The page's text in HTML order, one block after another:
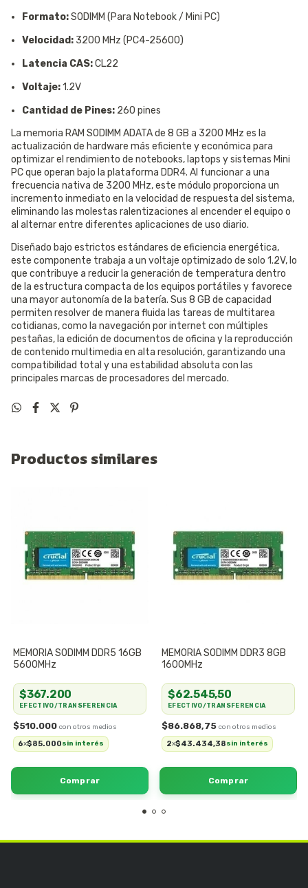
Formato:SODIMM (Para Notebook / Mini PC)
Velocidad: 3200 MHz (PC4-25600)
Latencia CAS:CL22
Voltaje:1.2V
Cantidad de Pines: 260 pines
La memoria RAM SODIMM ADATA de 8 GB a 3200 MHz es la
actualización de hardware más eficiente y económica para
optimizar el rendimiento de notebooks, laptops y sistemas Mini
PC que operan bajo la plataforma DDR4. Al funcionar a una
frecuencia nativa de 3200 MHz, este módulo proporciona un
incremento inmediato en la velocidad de respuesta del sistema,
eliminando las molestas ralentizaciones al encender el equipo o
al alternar entre diferentes aplicaciones de uso diario.
Diseñado bajo estrictos estándares de eficiencia energética,
este componente trabaja a un voltaje optimizado de solo 1.2V, lo
que contribuye a reducir la generación de temperatura dentro
de la estructura compacta de los equipos portátiles y favorece
una mayor autonomía de la batería. Sus 8 GB de capacidad
permiten resolver de manera fluida las tareas de multitarea
cotidianas, como la navegación por internet con múltiples
pestañas, la edición de documentos de oficina y la reproducción
de contenido multimedia en alta resolución, garantizando una
compatibilidad total y una estabilidad absoluta con las
principales marcas de procesadores del mercado.
Productos similares
MEMORIA SODIMM DDR5 16GB
5600MHz
$510.000
6x$85.000sin interés
$367.200
EFECTIVO/TRANSFERENCIA
MEMORIA SODIMM DDR3 8GB
1600MHz
$86.868,75
2x$43.434,38sin interés
$62.545,50
EFECTIVO/TRANSFERENCIA